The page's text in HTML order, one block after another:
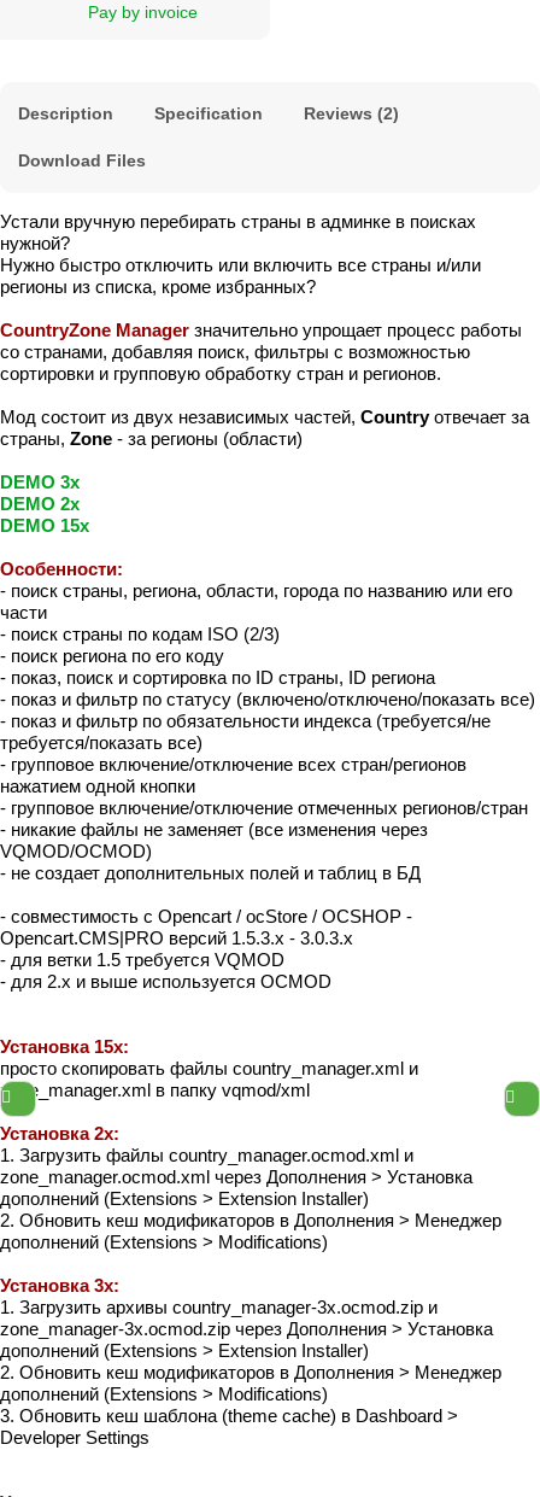
Pay by invoice
Description Specification Reviews (2)
Download Files
Устали вручную перебирать страны в админке в поисках
нужной?
Нужно быстро отключить или включить все страны и/или
регионы из списка, кроме избранных?
CountryZone Manager значительно упрощает процесс работы
со странами, добавляя поиск, фильтры с возможностью
сортировки и групповую обработку стран и регионов.
Мод состоит из двух независимых частей, Countryотвечает за
страны, Zone - за регионы (области)
DEMO 3x
DEMO 2x
DEMO 15x
Особенности:
- поиск страны, региона, области, города по названию или его
части
- поиск страны по кодам ISO (2/3)
- поиск региона по его коду
- показ, поиск и сортировка по ID страны, ID региона
- показ и фильтр по статусу (включено/отключено/показать все)
- показ и фильтр по обязательности индекса (требуется/не
требуется/показать все)
- групповое включение/отключение всех стран/регионов
нажатием одной кнопки
- групповое включение/отключение отмеченных регионов/стран
- никакие файлы не заменяет (все изменения через
VQMOD/OCMOD)
- не создает дополнительных полей и таблиц в БД
- совместимость с Opencart / ocStore / OCSHOP -
Opencart.CMS|PRO версий 1.5.3.x - 3.0.3.x
- для ветки 1.5 требуется VQMOD
- для 2.x и выше используется OCMOD
Установка 15x:
просто скопировать файлы country_manager.xml и
zone_manager.xml в папку vqmod/xml
Установка 2x:
1. Загрузить файлы country_manager.ocmod.xml и
zone_manager.ocmod.xml через Дополнения > Установка
дополнений (Extensions > Extension Installer)
2. Обновить кеш модификаторов в Дополнения > Менеджер
дополнений (Extensions > Modifications)
Установка 3x:
1. Загрузить архивы country_manager-3x.ocmod.zip и
zone_manager-3x.ocmod.zip через Дополнения > Установка
дополнений (Extensions > Extension Installer)
2. Обновить кеш модификаторов в Дополнения > Менеджер
дополнений (Extensions > Modifications)
3. Обновить кеш шаблона (theme cache) в Dashboard >
Developer Settings